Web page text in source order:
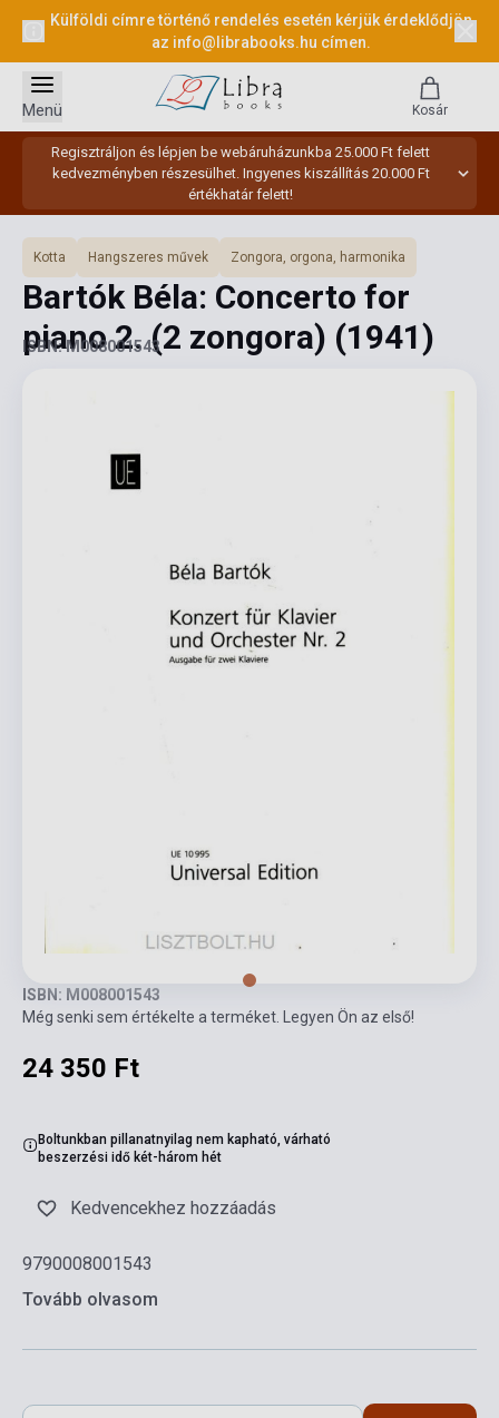
Külföldi címre történő rendelés esetén kérjük érdeklődjön
az info@librabooks.hu címen.
Regisztráljon és lépjen be webáruházunkba 25.000 Ft felett
kedvezményben részesülhet. Ingyenes kiszállítás 20.000 Ft
értékhatár felett!
Menü Kosár
Kotta Hangszeres művek Zongora, orgona, harmonika
Bartók Béla: Concerto for
piano 2. (2 zongora) (1941)
ISBN: M008001543
ISBN: M008001543
Még senki sem értékelte a terméket. Legyen Ön az első!
24 350 Ft
Boltunkban pillanatnyilag nem kapható, várható
beszerzési idő két-három hét
Kedvencekhez hozzáadás
9790008001543
Tovább olvasom